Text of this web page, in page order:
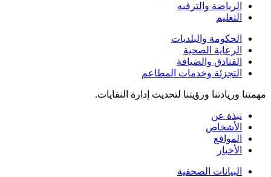
الرياضة والترفيه
التعليم
الحكومة والبلديات
الرعاية الصحية
الفنادق والضيافة
التجزئة وخدمات المطاعم
مهمتنا وريادتنا ورؤيتنا لتحديث إدارة النفايات.
نبذة عن
الأشخاص
المواقع
الأخبار
البيانات الصحفية